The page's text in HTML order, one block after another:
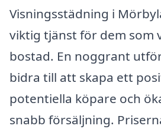
Visningsstädning i
viktig tjänst för dem som
bostad. En noggrant
bidra till att skapa ett
potentiella köpare och
snabb försäljning.